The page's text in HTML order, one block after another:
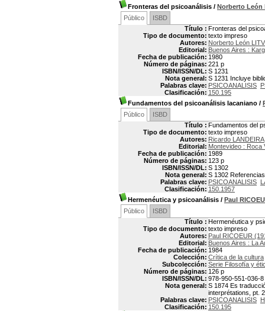
Fronteras del psicoanálisis / Norberto León
Público
ISBD
Título : Fronteras del
Tipo de documento: texto impreso
Autores: Norberto León
Editorial: Buenos Aires :
Fecha de publicación: 1980
Número de páginas: 221 p
ISBN/ISSN/DL: S 1231
Nota general: S 1231 Incluye
Palabras clave: PSICOANALISIS
Clasificación: 150.195
Fundamentos del psicoanálisis lacaniano /
Público
ISBD
Título : Fundamentos del
Tipo de documento: texto impreso
Autores: Ricardo LANDEIRA
Editorial: Montevideo : Roca
Fecha de publicación: 1989
Número de páginas: 123 p
ISBN/ISSN/DL: S 1302
Nota general: S 1302
Palabras clave: PSICOANALISIS
Clasificación: 150.1957
Hermenéutica y psicoanálisis / Paul
Público
ISBD
Título : Hermenéutica y
Tipo de documento: texto impreso
Autores: Paul RICOEUR
Editorial: Buenos Aires : La
Fecha de publicación: 1984
Colección: Crítica de la cultura
Subcolección: Serie Filosofía y
Número de páginas: 126 p
ISBN/ISSN/DL: 978-950-551-036-8
Nota general: S 1874 Es
interprétations, pt. 2
Palabras clave: PSICOANALISIS
Clasificación: 150.195